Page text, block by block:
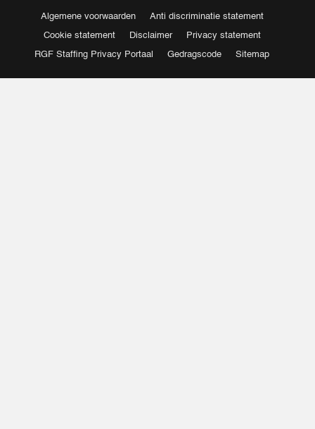
Algemene voorwaarden Anti discriminatie statement
Cookie statement Disclaimer Privacy statement
RGF Staffing Privacy Portaal Gedragscode Sitemap